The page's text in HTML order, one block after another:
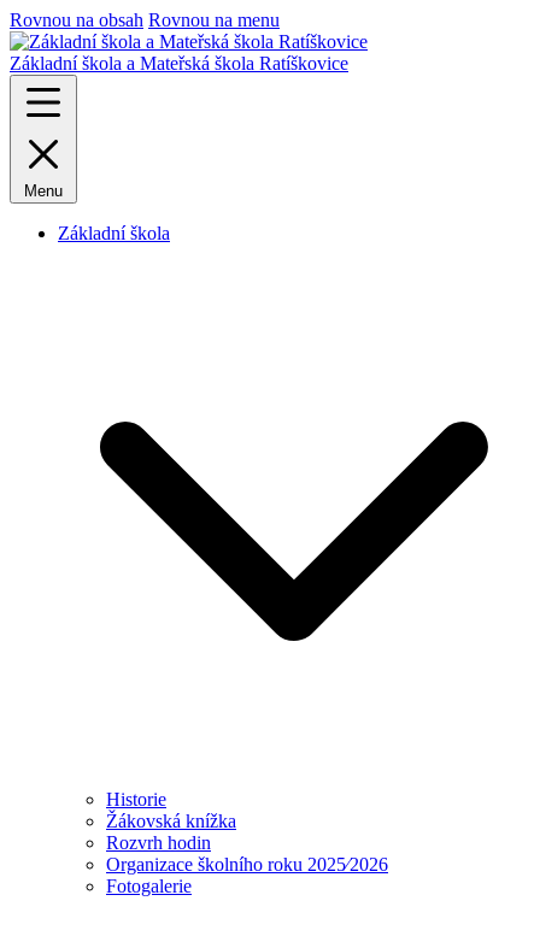
Rovnou na obsah Rovnou na menu
Základní škola a Mateřská škola Ratíškovice
Menu
Základní škola
Historie
Žákovská knížka
Rozvrh hodin
Organizace školního roku 2025⁄2026
Fotogalerie